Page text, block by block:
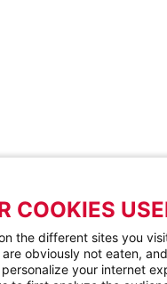
COOKIES
the different sites you
obviously not eaten,
your internet